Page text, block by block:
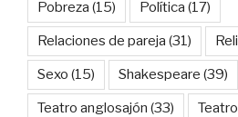
Pobreza (15) Política (17)
Relaciones de pareja (31)
Sexo (15) Shakespeare (39)
Teatro anglosajón (33)